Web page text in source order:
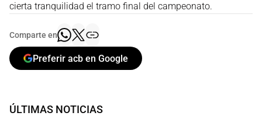
cierta tranquilidad el tramo final del campeonato.
Comparte en
Preferir acb en Google
ÚLTIMAS NOTICIAS